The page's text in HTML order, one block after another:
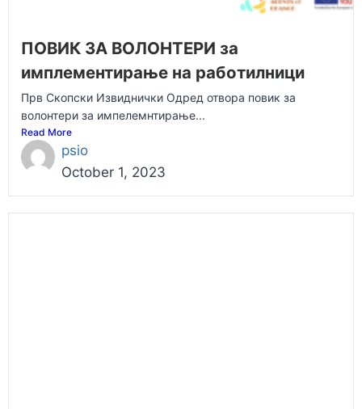
ПОВИК ЗА ВОЛОНТЕРИ за
имплементирање на работилници
Прв Скопски Извиднички Одред отвора повик за
волонтери за импелемнтирање...
Read More
psio
October 1, 2023